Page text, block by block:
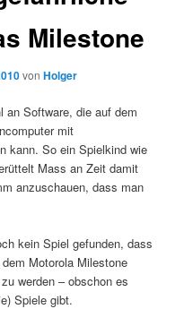
Milestone
vonHolger
an Software, die auf dem
mit
kann. So ein Spielkind wie
Mass an Zeit damit
anzuschauen, dass man
kein Spiel gefunden, dass
Motorola Milestone
werden – obschon es
Spiele gibt.